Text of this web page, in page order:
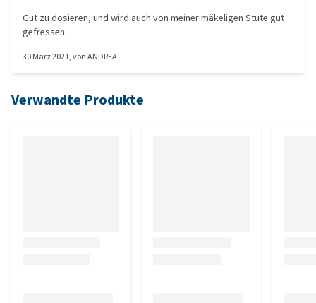
Gut zu dosieren, und wird auch von meiner mäkeligen Stute gut
gefressen.
30 März 2021, vonANDREA
Verwandte Produkte